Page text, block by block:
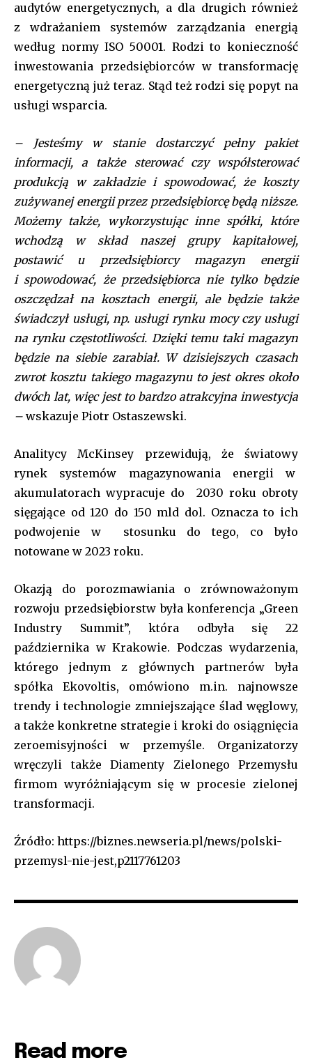
audytów energetycznych, a dla drugich również
z wdrażaniem systemów zarządzania energią
według normy ISO 50001. Rodzi to konieczność
inwestowania przedsiębiorców w transformację
energetyczną już teraz. Stąd też rodzi się popyt na
usługi wsparcia.
– Jesteśmy w stanie dostarczyć pełny pakiet
informacji, a także sterować czy współsterować
produkcją w zakładzie i spowodować, że koszty
zużywanej energii przez przedsiębiorcę będą niższe.
Możemy także, wykorzystując inne spółki, które
wchodzą w skład naszej grupy kapitałowej,
postawić u przedsiębiorcy magazyn energii
i spowodować, że przedsiębiorca nie tylko będzie
oszczędzał na kosztach energii, ale będzie także
świadczył usługi, np. usługi rynku mocy czy usługi
na rynku częstotliwości. Dzięki temu taki magazyn
będzie na siebie zarabiał. W dzisiejszych czasach
zwrot kosztu takiego magazynu to jest okres około
dwóch lat, więc jest to bardzo atrakcyjna inwestycja
– wskazuje Piotr Ostaszewski.
Analitycy McKinsey przewidują, że światowy
rynek systemów magazynowania energii w
akumulatorach wypracuje do 2030 roku obroty
sięgające od 120 do 150 mld dol. Oznacza to ich
podwojenie w stosunku do tego, co było
notowane w 2023 roku.
Okazją do porozmawiania o zrównoważonym
rozwoju przedsiębiorstw była konferencja „Green
Industry Summit”, która odbyła się 22
października w Krakowie. Podczas wydarzenia,
którego jednym z głównych partnerów była
spółka Ekovoltis, omówiono m.in. najnowsze
trendy i technologie zmniejszające ślad węglowy,
a także konkretne strategie i kroki do osiągnięcia
zeroemisyjności w przemyśle. Organizatorzy
wręczyli także Diamenty Zielonego Przemysłu
firmom wyróżniającym się w procesie zielonej
transformacji.
Źródło: https://biznes.newseria.pl/news/polski-
przemysl-nie-jest,p2117761203
Read more